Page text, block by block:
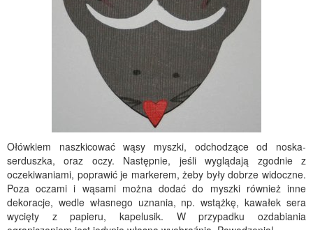
Ołówkiem naszkicować wąsy myszki, odchodzące od noska-
serduszka, oraz oczy. Następnie, jeśli wyglądają zgodnie z
oczekiwaniami, poprawić je markerem, żeby były dobrze widoczne.
Poza oczami i wąsami można dodać do myszki również inne
dekoracje, wedle własnego uznania, np. wstążkę, kawałek sera
wycięty z papieru, kapelusik. W przypadku ozdabiania